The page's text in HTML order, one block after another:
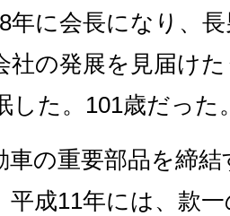
に会長になり、
社の発展を見届け
した。101歳だった
の重要部品を締
平成11年には、款